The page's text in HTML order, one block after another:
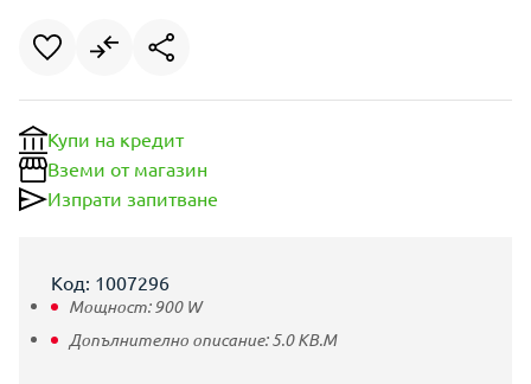
Купи на кредит
Вземи от магазин
Изпрати запитване
Код: 1007296
Мощност:900 W
Допълнително описание:5.0 КВ.М